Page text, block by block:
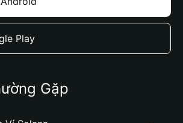
Play
Gặp